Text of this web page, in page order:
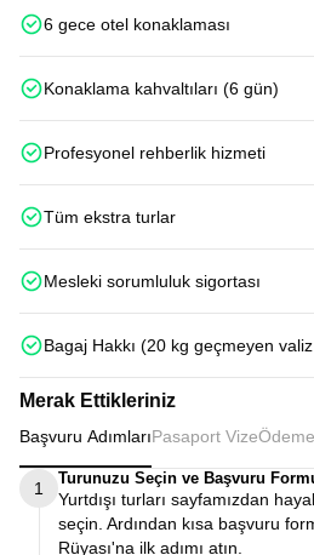
6 gece otel konaklaması
Konaklama kahvaltıları (6 gün)
Profesyonel rehberlik hizmeti
Tüm ekstra turlar
Mesleki sorumluluk sigortası
Bagaj Hakkı (20 kg geçmeyen valiz
Merak Ettikleriniz
Başvuru AdımlarıPasaport Vize
1
Turunuzu Seçin ve Başvuru
Yurtdışı turları sayfamızdan
seçin. Ardından kısa başvuru
Rüyası'na ilk adımı atın.